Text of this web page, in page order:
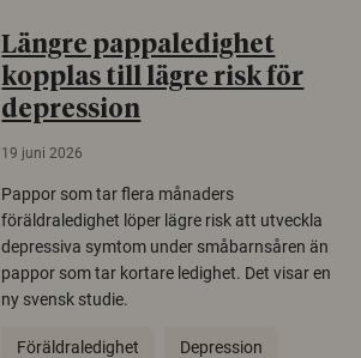
Längre pappaledighet
kopplas till lägre risk för
depression
19 juni 2026
Pappor som tar flera månaders
föräldraledighet löper lägre risk att utveckla
depressiva symtom under småbarnsåren än
pappor som tar kortare ledighet. Det visar en
ny svensk studie.
Föräldraledighet Depression